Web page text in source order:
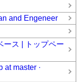
and Engeneer
ース | トップペー
at master ·